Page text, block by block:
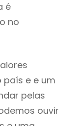
é
no
país e e um
pelas
ouvir